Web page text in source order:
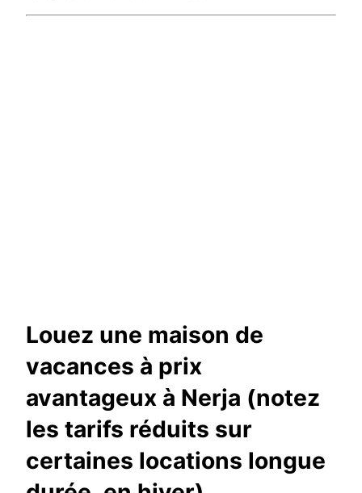
Louez une maison de
vacances à prix
avantageux à Nerja (notez
les tarifs réduits sur
certaines locations longue